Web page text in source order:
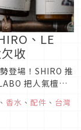
、LE
收
登場！SHIRO 推
把人氣檀香
清單一次更新！
、 香水 、 配件 、 台灣